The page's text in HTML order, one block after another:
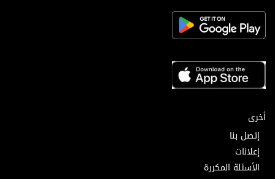
أخرى
إتصل بنا
إعلانات
الأسئلة المكررة